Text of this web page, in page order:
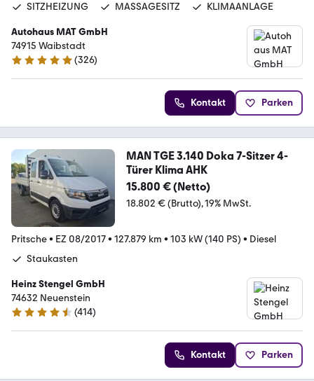
SITZHEIZUNG
MASSAGESITZ KLIMAANLAGE
Autohaus MAT GmbH
74915 Waibstadt
4.9 Sterne
(326)
Kontakt Parken
MAN TGE 3.140 Doka 7-Sitzer 4-
Türer Klima AHK
15.800 € (Netto)
18.802 € (Brutto) 19% MwSt.
Pritsche• EZ 08/2017• 127.879 km • 103 kW (140 PS) • Diesel
Staukasten
Heinz Stengel GmbH
74632 Neuenstein
4.7 Sterne
(414)
Kontakt Parken